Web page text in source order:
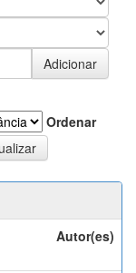
Ordenar
Autor(es)